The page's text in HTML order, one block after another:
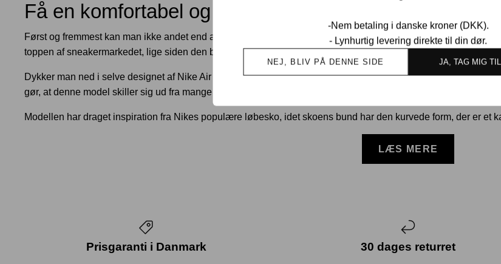
-Nem betaling i danske kroner (DKK).
- Lynhurtig levering direkte til din dør.
NEJ, BLIV PÅ DENNE SIDE JA, TAG MIG
Få en komfortabel og stilfuld oplevelse i vores Nike Air
Først og fremmest kan man ikke andet end at nikke anerkendende, når man ser på historien for Nike Air
toppen af sneakermarkedet, lige siden den blev introduceret for første gang. Det er intet mindre end
Dykker man ned i selve designet af Nike Air Max-modellen, kan man jo godt forstå, hvorfor den har været et
gør, at denne model skiller sig ud fra mange andre
. Det er tydeligt, at Nike har ladet sig
Modellen har draget inspiration fra Nikes populære løbesko, idet skoens bund har den kurvede form, der er et
LÆS MERE
Prisgaranti i Danmark 30 dages returret